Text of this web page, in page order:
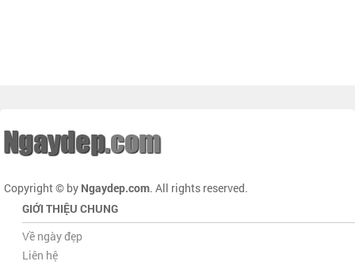
Copyright © by Ngaydep.com. All rights reserved.
GIỚI THIỆU CHUNG
Về ngày đẹp
Liên hệ